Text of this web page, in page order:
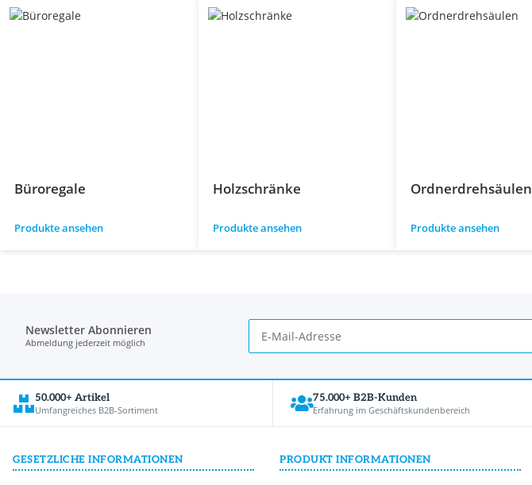
Büroregale
Produkte ansehen
Holzschränke
Produkte ansehen
Ordnerdrehsäulen
Produkte ansehen
Newsletter Abonnieren
Abmeldung jederzeit möglich
50.000+ Artikel
Umfangreiches B2B-Sortiment
75.000+ B2B-Kunden
Erfahrung im Geschäftskundenbereich
GESETZLICHE INFORMATIONEN PRODUKT INFORMATIONEN